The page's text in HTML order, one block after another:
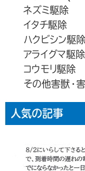
ネズミ駆除
イタチ駆除
ハクビシン駆除
アライグマ駆除
コウモリ駆除
その他害獣・
人気の記事